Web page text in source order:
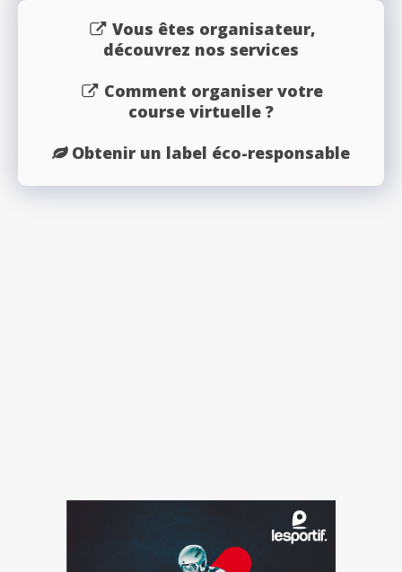
Vous êtes organisateur,
découvrez nos services
Comment organiser votre
course virtuelle ?
Obtenir un label éco-responsable